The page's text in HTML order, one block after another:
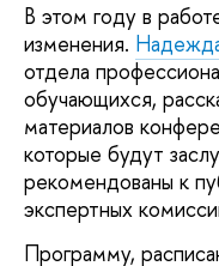
В этом году в
изменения.
отдела
обучающихся,
материалов
которые будут
рекомендованы к
экспертных
Программу,